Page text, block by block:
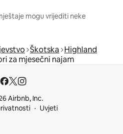
mogu vrijediti neke
Škotska Highland
za mjesečni najam
Airbnb, Inc.
Uvjeti